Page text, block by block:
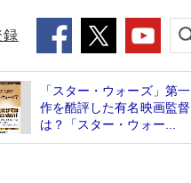
録
「スター・ウォーズ」第一
作を酷評した有名映画監督
は？「スター・ウォー...